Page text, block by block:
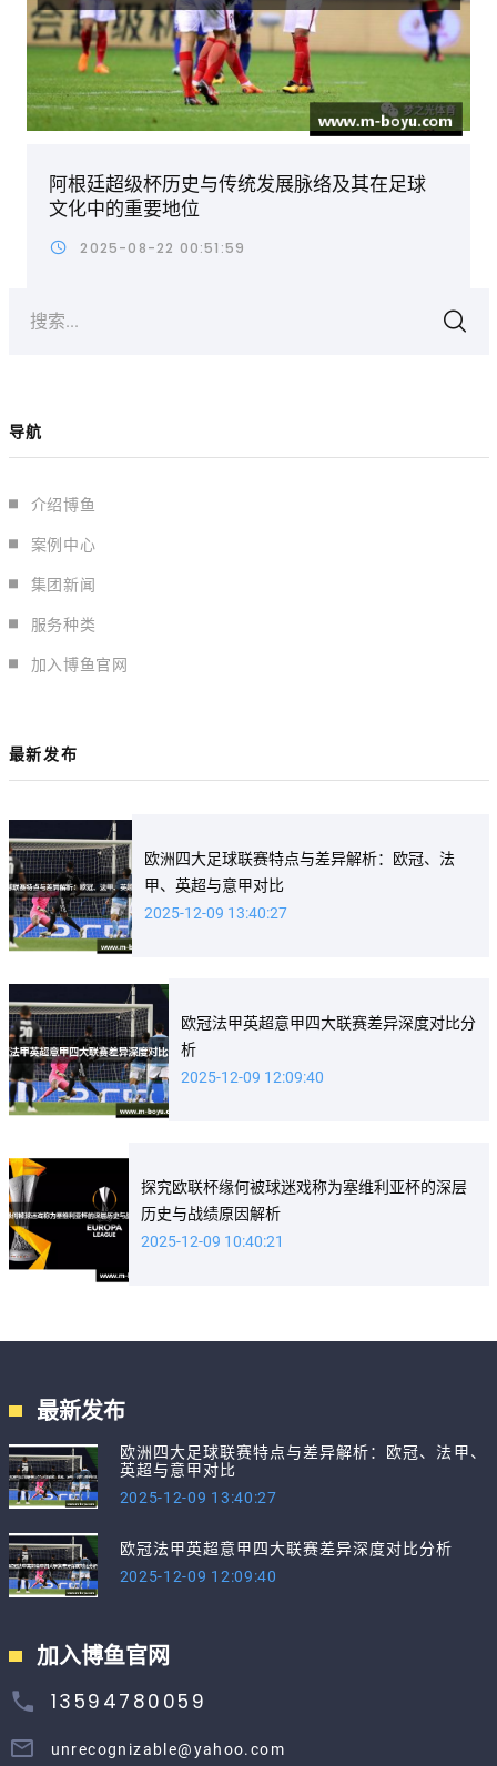
阿根廷超级杯历史与传统发展脉络及其在足球
文化中的重要地位
2025-08-22 00:51:59
搜索...
导航
介绍博鱼
案例中心
集团新闻
服务种类
加入博鱼官网
最新发布
欧洲四大足球联赛特点与差异解析：欧冠、法
甲、英超与意甲对比
2025-12-09 13:40:27
欧冠法甲英超意甲四大联赛差异深度对比分
析
2025-12-09 12:09:40
探究欧联杯缘何被球迷戏称为塞维利亚杯的深层
历史与战绩原因解析
2025-12-09 10:40:21
最新发布
欧洲四大足球联赛特点与差异解析：欧冠、法甲、
英超与意甲对比
2025-12-09 13:40:27
欧冠法甲英超意甲四大联赛差异深度对比分析
2025-12-09 12:09:40
加入博鱼官网
13594780059
unrecognizable@yahoo.com